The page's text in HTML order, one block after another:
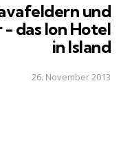
und
das Ion Hotel
in Island
26. November 2013